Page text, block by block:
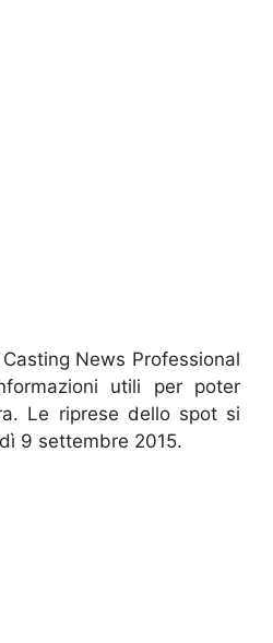
News Professional
utili per poter
Le riprese dello spot si
9 settembre 2015.